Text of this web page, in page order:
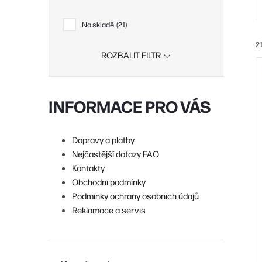
Na skladě 21
ROZBALIT FILTR
INFORMACE PRO VÁS
Dopravy a platby
Nejčastější dotazy FAQ
Kontakty
Obchodní podmínky
Podmínky ochrany osobních údajů
Reklamace a servis
a
21